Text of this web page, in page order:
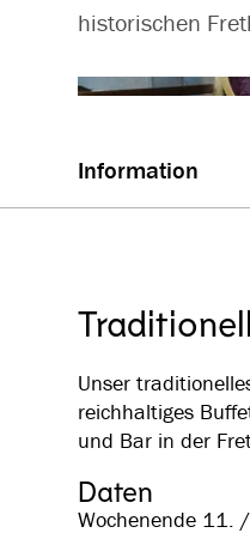
historischen
Information
Unser
reichhaltiges
und Bar in der
Daten
Wochenende 11.